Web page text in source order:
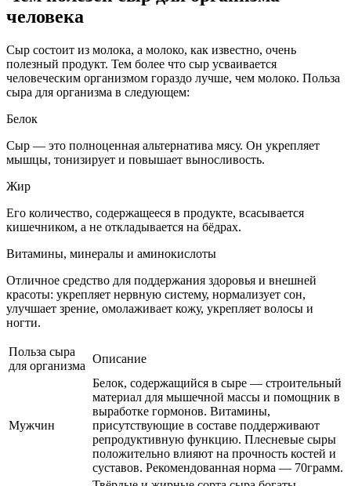
человека
Сыр состоит из молока, а молоко, как известно, очень
полезный продукт. Тем более что сыр усваивается
человеческим организмом гораздо лучше, чем молоко. Польза
сыра для организма в следующем:
Белок
Сыр — это полноценная альтернатива мясу. Он укрепляет
мышцы, тонизирует и повышает выносливость.
Жир
Его количество, содержащееся в продукте, всасывается
кишечником, а не откладывается на бёдрах.
Витамины, минералы и аминокислоты
Отличное средство для поддержания здоровья и внешней
красоты: укрепляет нервную систему, нормализует сон,
улучшает зрение, омолаживает кожу, укрепляет волосы и
ногти.
Польза сыра
для организма
Описание
Мужчин
Белок, содержащийся в сыре — строительный
материал для мышечной массы и помощник в
выработке гормонов. Витамины,
присутствующие в составе поддерживают
репродуктивную функцию. Плесневые сыры
положительно влияют на прочность костей и
суставов. Рекомендованная норма — 70грамм.